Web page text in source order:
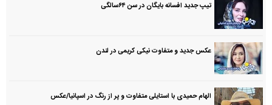
تیپ جدید افسانه بایگان در سن ۶۴سالگی
عکس جدید و متفاوت نیکی کریمی در لندن
الهام حمیدی با استایلی متفاوت و پر از رنگ در اسپانیا/عکس